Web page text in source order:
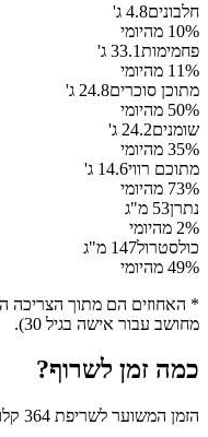
חלבונים4.8 ג'
10% מהיומי
פחמימות33.1 ג'
11% מהיומי
מתוכן סוכרים24.8 ג'
50% מהיומי
שומנים24.2 ג'
35% מהיומי
מתוכם רווי14.6 ג'
73% מהיומי
נתרן53 מ"ג
2% מהיומי
כולסטרול147 מ"ג
49% מהיומי
* האחוזים הם מתוך הצריכה
מחושב עבור אישה בגיל 30).
כמה זמן לשרוף?
הזמן המשוער לשריפת 364